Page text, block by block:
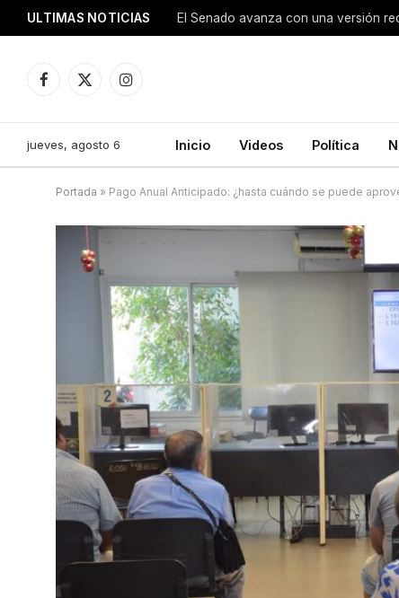
ULTIMAS NOTICIAS
Facebook
X
Instagram
jueves, agosto 6 Inicio Videos Política
Portada » Pago Anual Anticipado: ¿hasta cuándo se puede